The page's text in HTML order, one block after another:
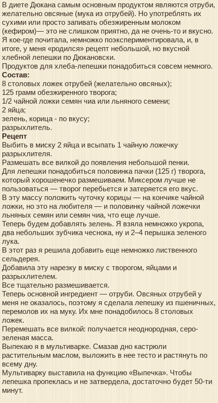
В диете Дюкана самым основным продуктом являются отруби,
желательно овсяные (мука из отрубей). Но употреблять их
сухими или просто запивать обезжиренным молоком
(кефиром)— это не слишком приятно, да не очень-то и вкусно.
Я кое-где почитала, немножко поэкспериментировала, и, в
итоге, у меня «родился» рецепт небольшой, но вкусной
хлебной лепешки по Дюкановски.
Продуктов для хлеба-лепешки понадобиться совсем немного.
Состав:
8 столовых ложек отрубей (желательно овсяных);
125 грамм обезжиренного творога;
1/2 чайной ложки семян чиа или льняного семени;
2 яйца;
зелень, корица - по вкусу;
разрыхлитель.
Рецепт
Выбить в миску 2 яйца и всыпать 1 чайную ложечку
разрыхлителя.
Размешать все вилкой до появления небольшой пенки.
Для лепешки понадобиться половинка пачки (125 г) творога,
который хорошенечко размешиваем. Миксером лучше не
пользоваться — творог перебьется и затеряется его вкус.
В эту массу положить чуточку корицы — на кончике чайной
ложки, но это на любителя — и половинку чайной ложечки
льняных семян или семян чиа, что еще лучше.
Теперь будем добавлять зелень. Я взяла немножко укропа,
два небольших зубчика чеснока, ну и 2–4 перышка зеленого
лука.
В этот раз я решила добавить еще немножко лиственного
сельдерея.
Добавила эту нарезку в миску с творогом, яйцами и
разрыхлителем.
Все тщательно размешивается.
Теперь основной ингредиент — отруби. Овсяных отрубей у
меня не оказалось, поэтому я сделала лепешку из пшеничных,
перемолов их на муку. Их мне понадобилось 8 столовых
ложек.
Перемешать все вилкой: получается неоднородная, серо-
зеленая масса.
Выпекаю я в мультиварке. Смазав дно кастрюли
растительным маслом, выложить в нее тесто и растянуть по
всему дну.
Мультиварку выставила на функцию «Выпечка». Чтобы
лепешка пропеклась и не затвердела, достаточно будет 50-ти
минут.